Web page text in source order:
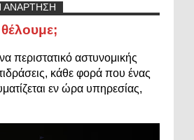
ΑΝΑΡΤΗΣΗ
περιστατικό αστυνομικής
κάθε φορά που ένας
εν ώρα υπηρεσίας,